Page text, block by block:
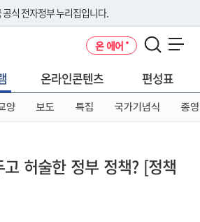
식 전자정부 누리집입니다.
기
른 도메인 주소를 사용하고 있다면 아래 URL에
보세요
온 에어
온라인콘텐츠 편성표
양 보도 특집 국가기념식 종영
허술한 정부 정책? [정책